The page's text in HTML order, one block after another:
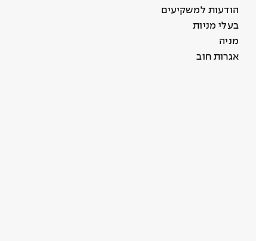
הודעות למשקיעים
בעלי מניות
מניה
אגרות חוב